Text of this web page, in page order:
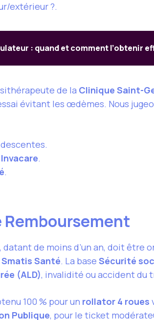
extérieur ?.
: quand et comment l’obtenir
de la Clinique Saint-
évitant les œdèmes. Nous
Invacare.
.
datant de moins d’un an, doit
Smatis Santé. La base Sécurité
(ALD), invalidité ou accident du
100 % pour un rollator 4 roues
Publique, pour le ticket